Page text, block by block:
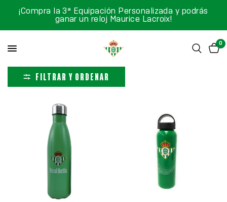
¡Compra la 3ª Equipación Personalizada y podrás
ganar un reloj Maurice Lacroix!
0
FILTRAR Y ORDENAR